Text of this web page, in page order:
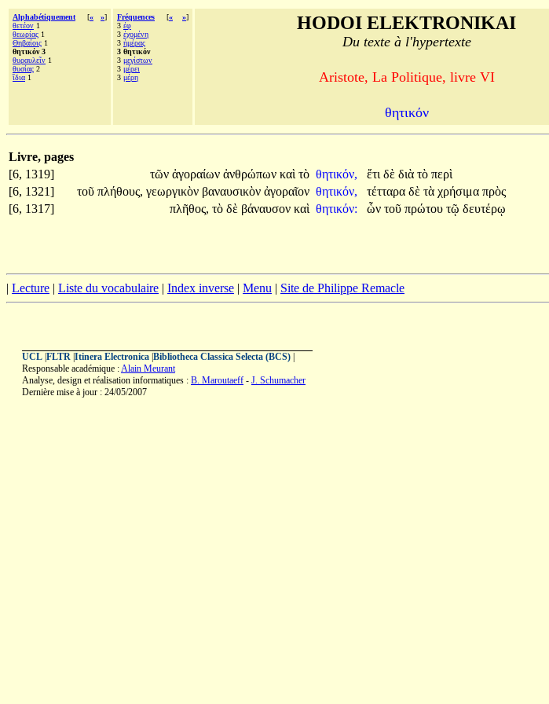
Alphabétiquement [« »]
θετέον 1
θεωρίας 1
Θηβαίοις 1
θητικόν 3
θυραυλεῖν 1
θυσίας 2
ἴδια 1
Fréquences [« »]
3 ἐφ
3 ἐχομένη
3 ἡμέρας
3 θητικόν
3 μεγίστων
3 μέρει
3 μέρη
HODOI ELEKTRONIKAI
Du texte à l'hypertexte
Aristote, La Politique, livre VI
θητικόν
Livre, pages
[6, 1319]
τῶν ἀγοραίων ἀνθρώπων καὶ τὸ θητικόν, ἔτι δὲ διὰ τὸ περὶ
[6, 1321]
τοῦ πλήθους, γεωργικὸν βαναυσικὸν ἀγοραῖον θητικόν, τέτταρα δὲ τὰ χρήσιμα πρὸς
[6, 1317]
πλῆθος, τὸ δὲ βάναυσον καὶ θητικόν: ὧν τοῦ πρώτου τῷ δευτέρῳ
| Lecture | Liste du vocabulaire | Index inverse | Menu | Site de Philippe Remacle
UCL FLTR Itinera Electronica Bibliotheca Classica Selecta (BCS)
Responsable académique :Alain Meurant
Analyse, design et réalisation informatiques : B. Maroutaeff - J. Schumacher
Dernière mise à jour : 24/05/2007